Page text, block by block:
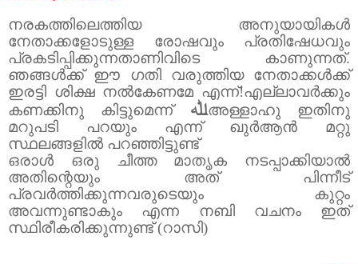
നരകത്തിലെത്തിയ അനുയായികൾ
നേതാക്കളോടുള്ള രോഷവും പ്രതിഷേധവും
പ്രകടിപ്പിക്കുന്നതാണിവിടെ കാണുന്നത്.
ഞങ്ങൾക്ക് ഈ ഗതി വരുത്തിയ നേതാക്കൾക്ക്
ഇരട്ടി ശിക്ഷ നൽകേണമേ എന്ന്!എല്ലാവർക്കും
കണക്കിനു കിട്ടുമെന്ന് ﷲഅള്ളാഹു ഇതിനു
മറുപടി പറയും എന്ന് ഖുർആൻ മറ്റു
സ്ഥലങ്ങളിൽ പറഞ്ഞിട്ടുണ്ട്
ഒരാൾ ഒരു ചീത്ത മാതൃക നടപ്പാക്കിയാൽ
അതിന്റെയും അത് പിന്നീട്
പ്രവർത്തിക്കുന്നവരുടെയും കുറ്റം
അവന്നുണ്ടാകും എന്ന നബി വചനം ഇത്
സ്ഥിരീകരിക്കുന്നുണ്ട് (റാസി)